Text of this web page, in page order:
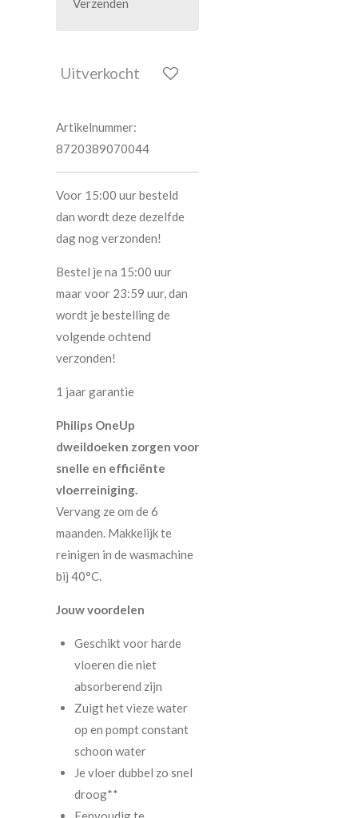
Verzenden
Uitverkocht
Artikelnummer:
8720389070044
Voor 15:00 uur besteld
dan wordt deze dezelfde
dag nog verzonden!
Bestel je na 15:00 uur
maar voor 23:59 uur, dan
wordt je bestelling de
volgende ochtend
verzonden!
1 jaar garantie
Philips OneUp
dweildoeken zorgen voor
snelle en efficiënte
vloerreiniging.
Vervang ze om de 6
maanden. Makkelijk te
reinigen in de wasmachine
bij 40°C.
Jouw voordelen
Geschikt voor harde
vloeren die niet
absorberend zijn
Zuigt het vieze water
op en pompt constant
schoon water
Je vloer dubbel zo snel
droog**